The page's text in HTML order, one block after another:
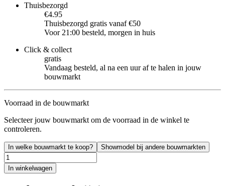
Thuisbezorgd
€4.95
Thuisbezorgd gratis vanaf €50
Voor 21:00 besteld, morgen in huis
Click & collect
gratis
Vandaag besteld, al na een uur af te halen in jouw
bouwmarkt
Voorraad in de bouwmarkt
Selecteer jouw bouwmarkt om de voorraad in de winkel te
controleren.
In welke bouwmarkt te koop? Showmodel bij andere bouwmarkten
In winkelwagen